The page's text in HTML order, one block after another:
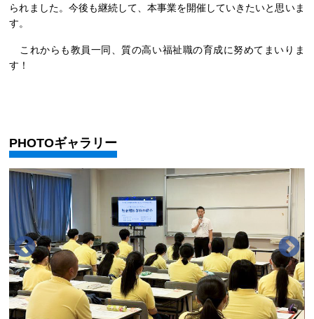
られました。今後も継続して、本事業を開催していきたいと思いま
す。
これからも教員一同、質の高い福祉職の育成に努めてまいりま
す！
PHOTOギャラリー